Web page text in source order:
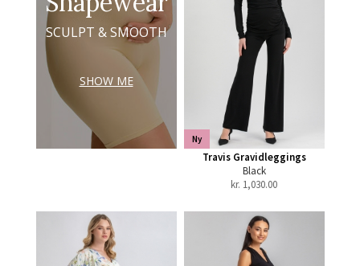
SCULPT & SMOOTH
SHOW ME
Ny
Travis Gravidleggings
Black
kr. 1,030.00